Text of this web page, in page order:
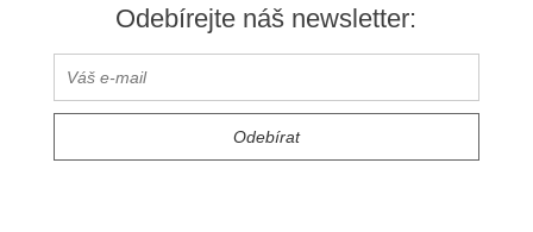
Odebírejte náš newsletter: